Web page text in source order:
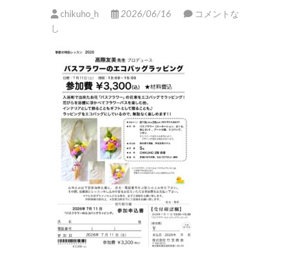
chikuho_h 2026/06/16
コメントな
し